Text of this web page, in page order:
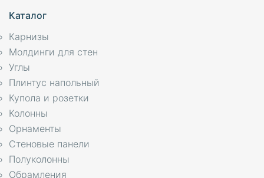
Каталог
Карнизы
Молдинги для стен
Углы
Плинтус напольный
Купола и розетки
Колонны
Орнаменты
Стеновые панели
Полуколонны
Обрамления